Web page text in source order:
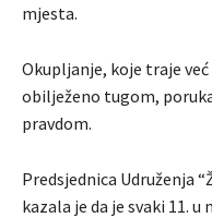
mjesta.
Okupljanje, koje traje
obilježeno tugom,
pravdom.
Predsjednica Udruženja
kazala je da je svaki 11.